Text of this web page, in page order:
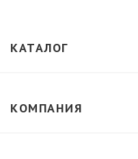
КАТАЛОГ
КОМПАНИЯ